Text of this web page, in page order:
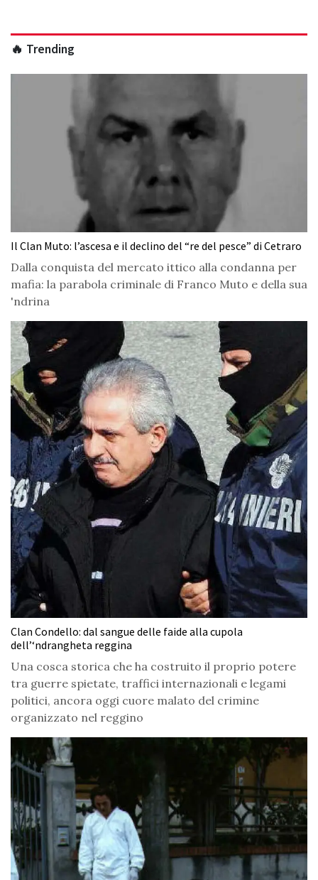
🔥 Trending
Il Clan Muto: l’ascesa e il declino del “re del pesce” di Cetraro
Dalla conquista del mercato ittico alla condanna per
mafia: la parabola criminale di Franco Muto e della sua
'ndrina
Clan Condello: dal sangue delle faide alla cupola
dell’‘ndrangheta reggina
Una cosca storica che ha costruito il proprio potere
tra guerre spietate, traffici internazionali e legami
politici, ancora oggi cuore malato del crimine
organizzato nel reggino